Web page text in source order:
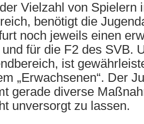
Vielzahl von Spielern
benötigt die
noch jeweils einen
für die F2 des SVB.
ist
„Erwachsenen“. Der
gerade diverse
unversorgt zu lassen.